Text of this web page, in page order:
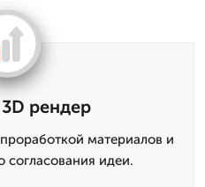
рендер
материалов и
согласования идеи.